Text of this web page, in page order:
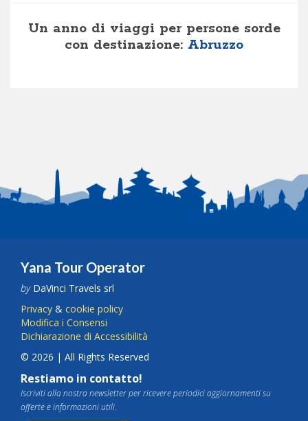
Un anno di viaggi per persone sorde
con destinazione: Abruzzo
Yana Tour Operator
byDaVinci Travels srl
Privacy & cookie policy
Modifica i Consensi
Dichiarazione di Accessibilità
© 2026 | All Rights Reserved
Restiamo in contatto!
Iscriviti alla nostra newsletter per ricevere periodici aggiornamenti su
offerte e informazioni utili.